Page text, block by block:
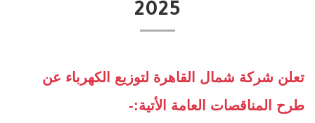
2025
تعلن شركة شمال القاهرة لتوزيع الكهرباء عن
طرح المناقصات العامة الأتية:-